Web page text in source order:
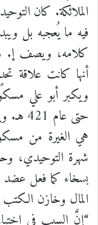
الملائكة. كان
فيه ما يُعجبه بل
كلامه، ويصف إ.
أنها كانت علاقة
ويكبر أبو علي
حتى
هي الغيرة من
شهرة التوحيدي،
بسخاء كما فعل عضد
المال وخازن